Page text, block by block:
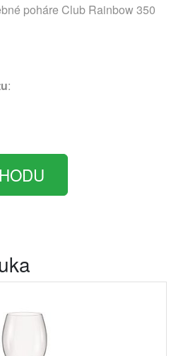
poháre Club Rainbow 350
: